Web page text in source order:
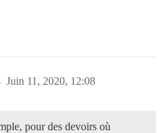
Juin 11, 2020, 12:08
pour des devoirs où